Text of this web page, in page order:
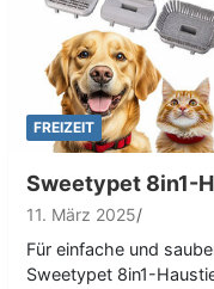
FREIZEIT
Sweetypet 8in1-
11. März 2025
Für einfache und
Sweetypet 8in1-